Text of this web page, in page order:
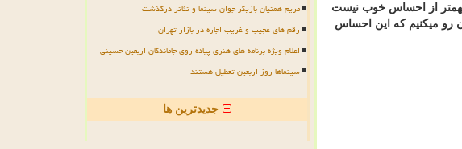
از احساس خوب نیست
رو میکنیم که این احساس
مریم همتیان بازیگر جوان سینما و تئاتر درگذشت
رقم های عجیب و غریب اجاره در بازار تهران
اعلام ویژه برنامه های هنری پیاده روی جاماندگان اربعین حسینی
سینماها روز اربعین تعطیل هستند
جدیدترین ها